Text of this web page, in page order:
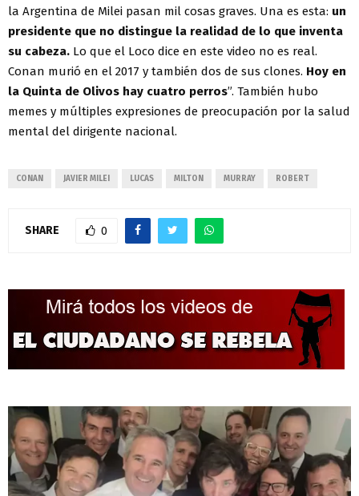
la Argentina de Milei pasan mil cosas graves. Una es esta: un
presidente que no distingue la realidad de lo que inventa
su cabeza. Lo que el Loco dice en este video no es real.
Conan murió en el 2017 y también dos de sus clones. Hoy en
la Quinta de Olivos hay cuatro perros”. También hubo
memes y múltiples expresiones de preocupación por la salud
mental del dirigente nacional.
CONAN JAVIER MILEI LUCAS MILTON MURRAY ROBERT
SHARE 0